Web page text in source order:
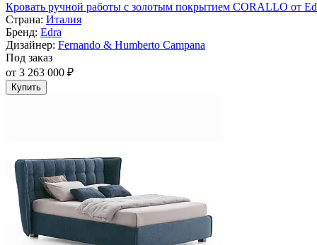
Кровать ручной работы с золотым покрытием CORALLO от
Страна: Италия
Бренд: Edra
Дизайнер: Fernando & Humberto Campana
Под заказ
от 3 263 000 ₽
Купить